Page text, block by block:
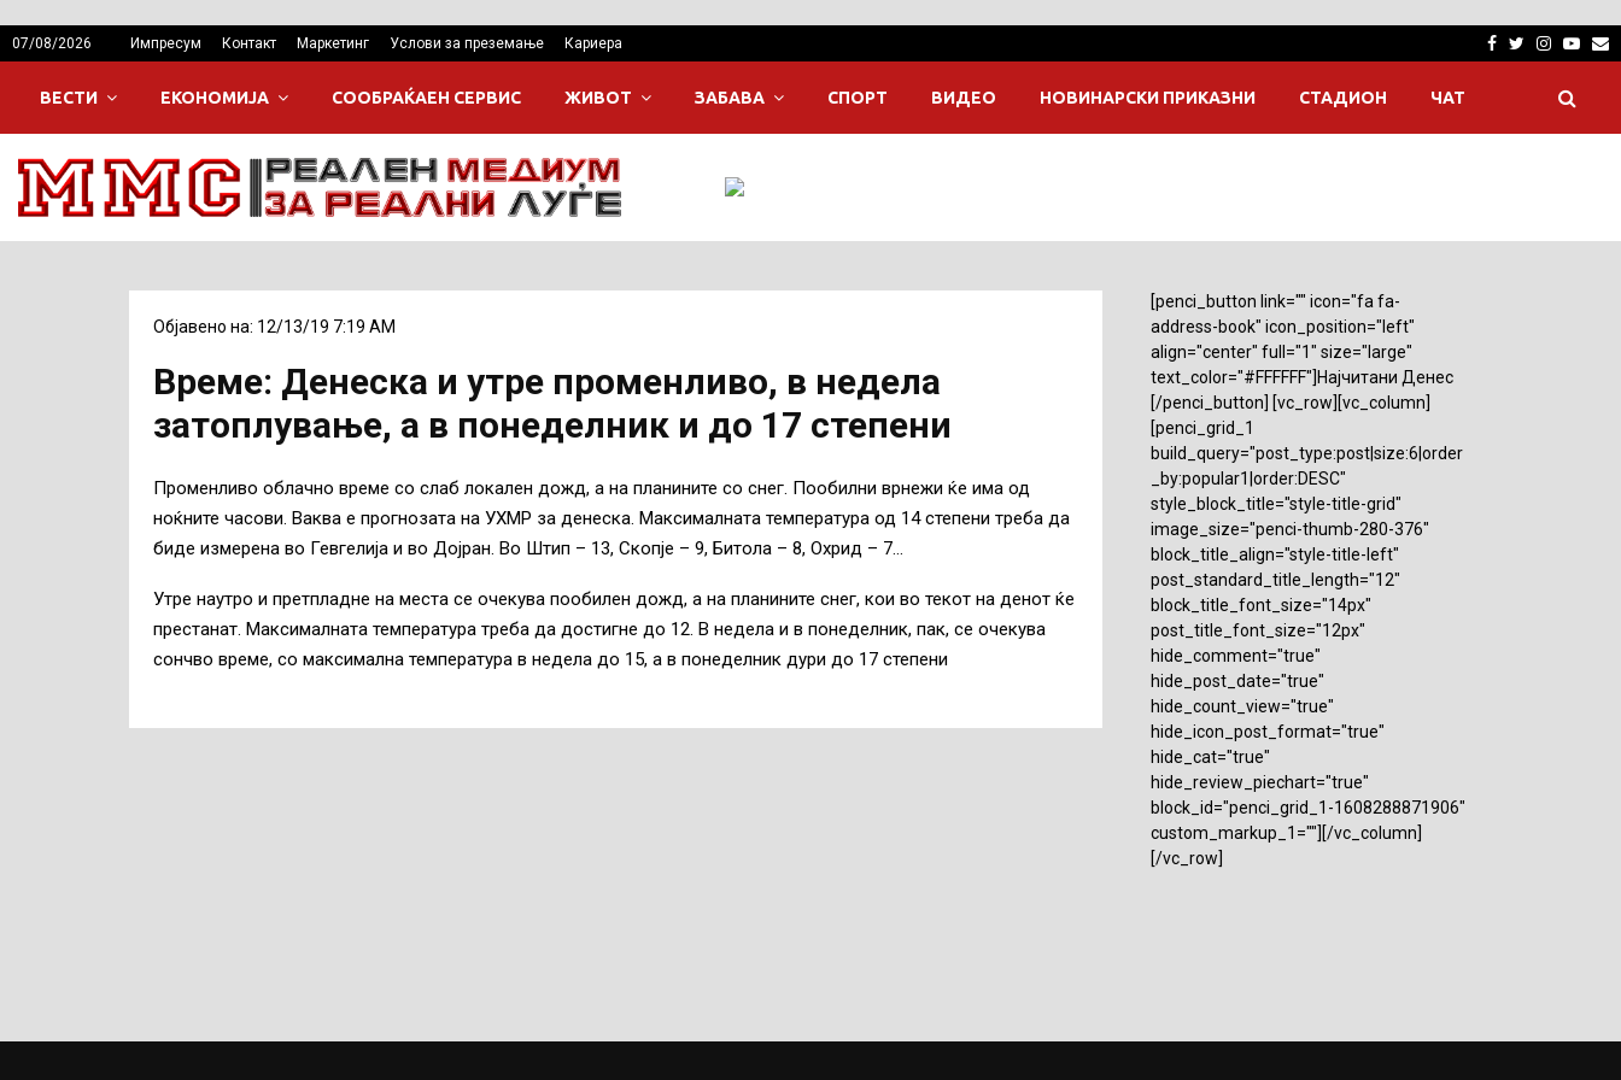
07/08/2026 Импресум Контакт Маркетинг Услови за преземање Кариера Facebook
Twitter
ВЕСТИ ЕКОНОМИЈА СООБРАЌАЕН СЕРВИС ЖИВОТ ЗАБАВА СПОРТ ВИДЕО НОВИНАРСКИ ПРИКАЗНИ СТАДИОН ЧАТ
Објавено на: 12/13/19 7:19 AM
Време: Денеска и утре променливо, в недела
затоплување, а в понеделник и до 17 степени
Променливо облачно време со слаб локален дожд, а на планините со снег. Пообилни врнежи ќе има од
ноќните часови. Ваква е прогнозата на УХМР за денеска. Максималната температура од 14 степени треба да
биде измерена во Гевгелија и во Дојран. Во Штип – 13, Скопје – 9, Битола – 8, Охрид – 7…
Утре наутро и претпладне на места се очекува пообилен дожд, а на планините снег, кои во текот на денот ќе
престанат. Максималната температура треба да достигне до 12. В недела и в понеделник, пак, се очекува
сончво време, со максимална температура в недела до 15, а в понеделник дури до 17 степени
[penci_button link="" icon="fa fa-
address-book" icon_position="left"
align="center" full="1" size="large"
text_color="#FFFFFF"]Најчитани Денес
[/penci_button] [vc_row][vc_column]
[penci_grid_1
build_query="post_type:post|size:6|order
_by:popular1|order:DESC"
style_block_title="style-title-grid"
image_size="penci-thumb-280-376"
block_title_align="style-title-left"
post_standard_title_length="12"
block_title_font_size="14px"
post_title_font_size="12px"
hide_comment="true"
hide_post_date="true"
hide_count_view="true"
hide_icon_post_format="true"
hide_cat="true"
hide_review_piechart="true"
block_id="penci_grid_1-1608288871906"
custom_markup_1=""][/vc_column]
[/vc_row]